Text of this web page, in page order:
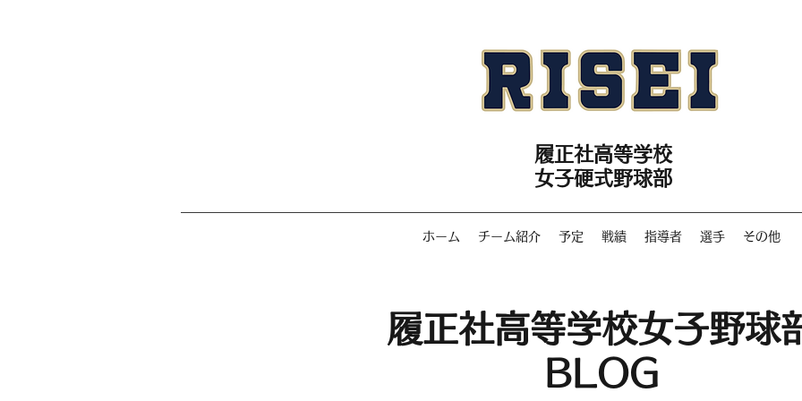
履正社高等学校
女子硬式野球部
ホーム チーム紹介 予定 戦績 指導者 選手 その他
履正社高等学校女子野球
​BLOG